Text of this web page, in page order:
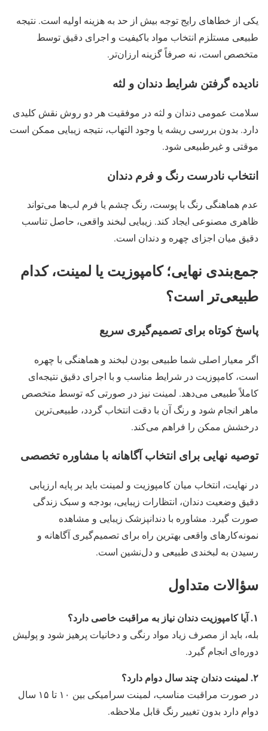
یکی از خطاهای رایج توجه بیش از حد به هزینه اولیه است. نتیجه
طبیعی مستلزم انتخاب مواد باکیفیت و اجرای دقیق توسط
متخصص است، نه صرفاً گزینه ارزان‌تر.
نادیده گرفتن شرایط دندان و لثه
سلامت عمومی دندان و لثه در موفقیت هر دو روش نقش کلیدی
دارد. بدون بررسی ریشه یا وجود التهاب، نتیجه زیبایی ممکن است
موقتی و غیرطبیعی شود.
انتخاب نادرست رنگ و فرم دندان
عدم هماهنگی رنگ با پوست، رنگ چشم یا فرم لب‌ها می‌تواند
ظاهری مصنوعی ایجاد کند. زیبایی لبخند واقعی، حاصل تناسب
دقیق میان اجزای چهره و دندان است.
جمع‌بندی نهایی؛ کامپوزیت یا لمینت، کدام
طبیعی‌تر است؟
پاسخ کوتاه برای تصمیم‌گیری سریع
اگر معیار اصلی شما طبیعی بودن لبخند و هماهنگی با چهره
است، کامپوزیت در شرایط مناسب و با اجرای دقیق نتیجه‌ای
کاملاً طبیعی می‌دهد. لمینت نیز در صورتی که توسط متخصص
ماهر انجام شود و رنگ آن با دقت انتخاب گردد، طبیعی‌ترین
درخشش ممکن را فراهم می‌کند.
توصیه نهایی برای انتخاب آگاهانه با مشاوره تخصصی
در نهایت، انتخاب میان کامپوزیت و لمینت باید بر پایه ارزیابی
دقیق وضعیت دندان، انتظارات زیبایی، بودجه و سبک زندگی
صورت گیرد. مشاوره با دندانپزشک زیبایی و مشاهده
نمونه‌کارهای واقعی بهترین راه برای تصمیم‌گیری آگاهانه و
رسیدن به لبخندی طبیعی و دل‌نشین است.
سؤالات متداول
۱. آیا کامپوزیت دندان نیاز به مراقبت خاصی دارد؟
بله، باید از مصرف زیاد مواد رنگی و دخانیات پرهیز شود و پولیش
دوره‌ای انجام گیرد.
۲. لمینت دندان چند سال دوام دارد؟
در صورت مراقبت مناسب، لمینت سرامیکی بین ۱۰ تا ۱۵ سال
دوام دارد بدون تغییر رنگ قابل ملاحظه.